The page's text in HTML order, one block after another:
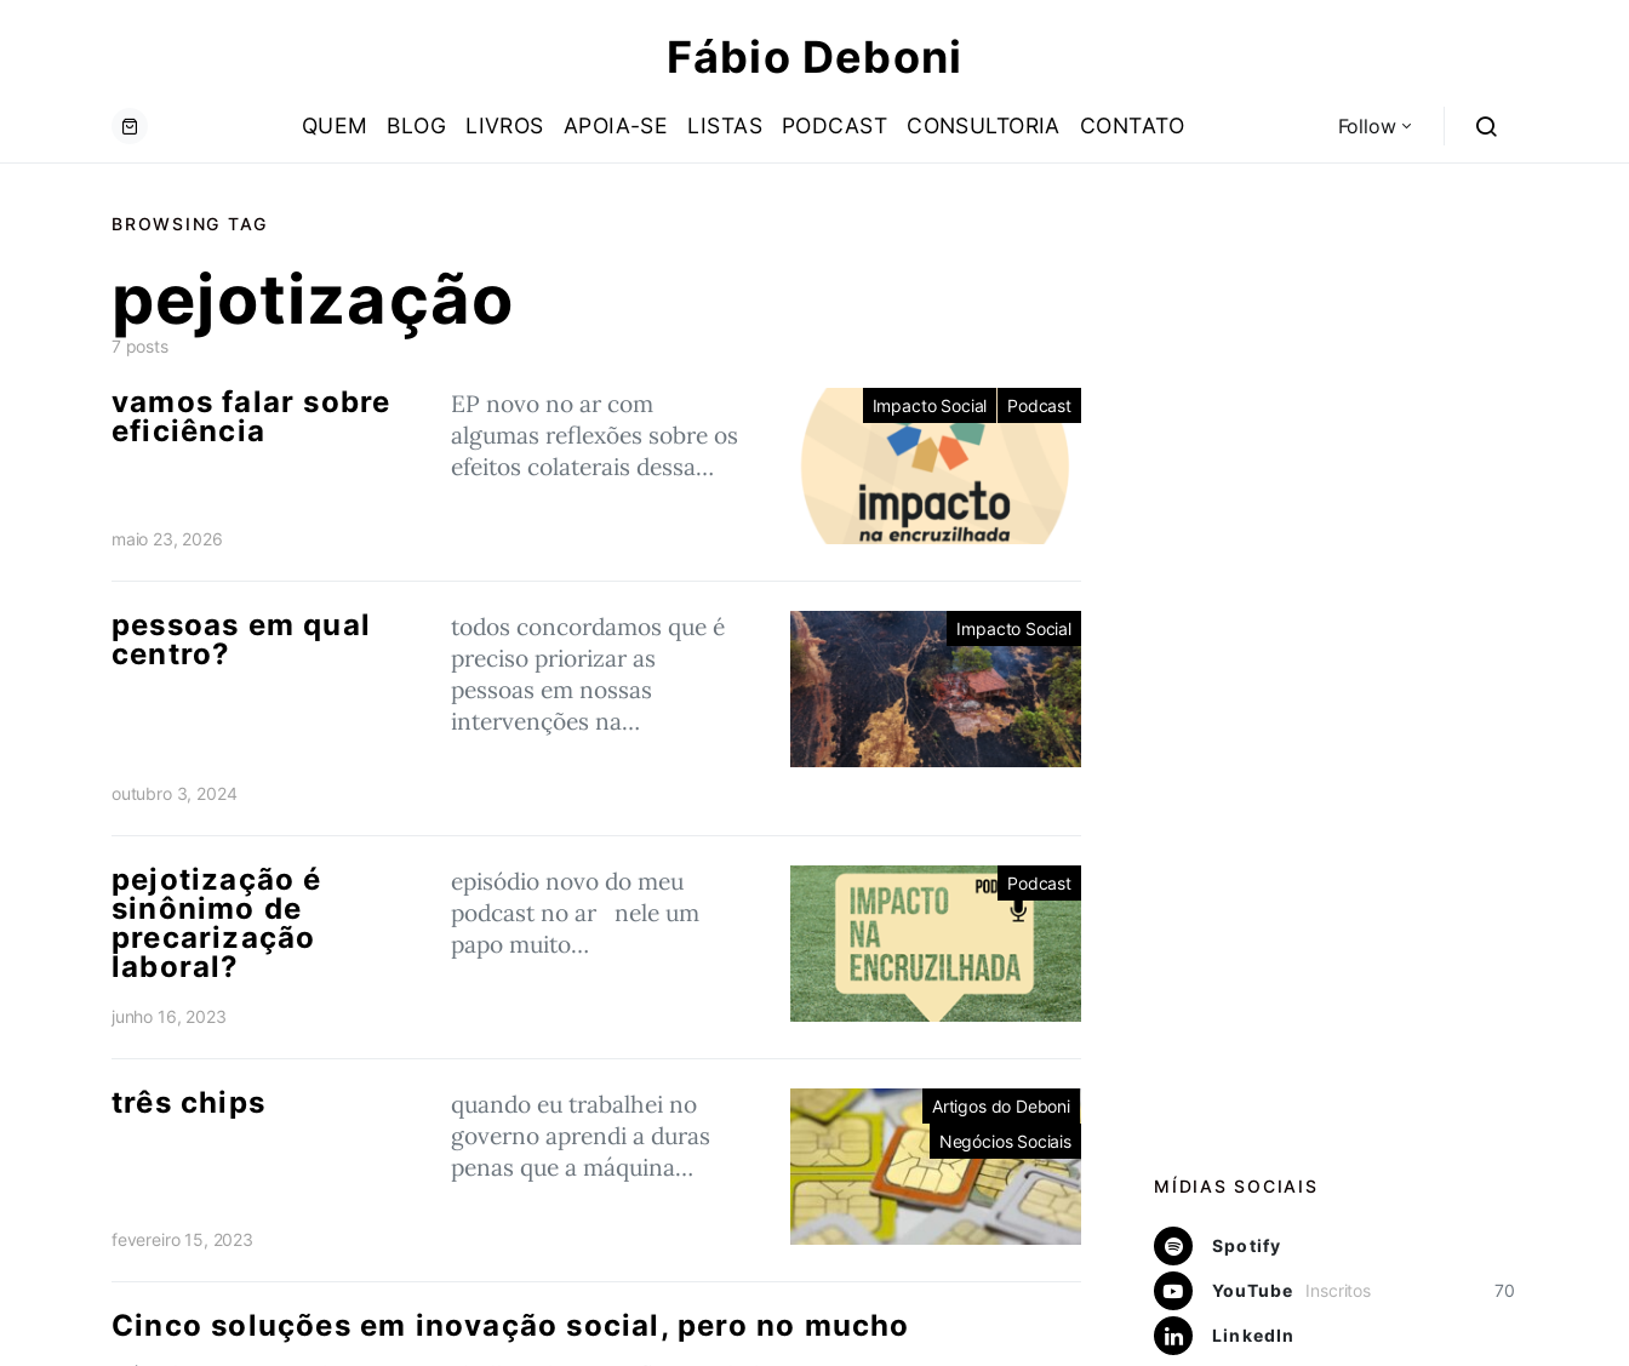
Fábio Deboni
QUEM BLOG LIVROS APOIA-SE LISTAS PODCAST CONSULTORIA CONTATO Follow
BROWSING TAG
pejotização
7 posts
Impacto Social Podcast
vamos falar sobre
eficiência
EP novo no ar com
algumas reflexões sobre os
efeitos colaterais dessa…
maio 23, 2026
Impacto Social
pessoas em qual
centro?
todos concordamos que é
preciso priorizar as
pessoas em nossas
intervenções na…
outubro 3, 2024
Podcast
pejotização é
sinônimo de
precarização
laboral?
episódio novo do meu
podcast no ar nele um
papo muito…
junho 16, 2023
Artigos do Deboni
Negócios Sociais
três chips
quando eu trabalhei no
governo aprendi a duras
penas que a máquina…
fevereiro 15, 2023
Cinco soluções em inovação social, pero no mucho
MÍDIAS SOCIAIS
Spotify
YouTube 70
Inscritos
LinkedIn